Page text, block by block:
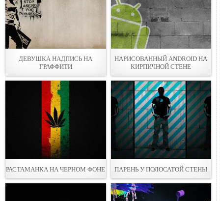
ДЕВУШКА НАДПИСЬ НА
ГРАФФИТИ
НАРИСОВАННЫЙ ANDROID НА
КИРПИЧНОЙ СТЕНЕ
РАСТАМАНКА НА ЧЕРНОМ ФОНЕ ПАРЕНЬ У ПОЛОСАТОЙ СТЕНЫ